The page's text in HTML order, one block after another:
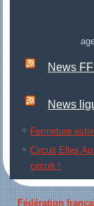
News
News
Fermeture
Circuit Elles
circuit !
Fédération